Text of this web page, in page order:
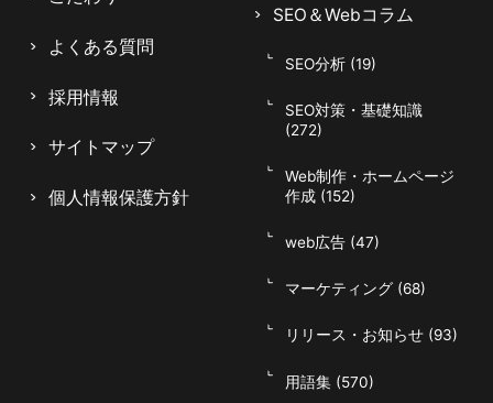
施工事例・お客様の声コンテンツ
直結するコンテンツです。施工前後の写真、使用
塗料、工期、費用、お客様の感想をセットで掲載
にイメージできます。地域名や建物の種類ごとに
有効です。リアルな実績の積み重ねが、E-E-A-T
よくある質問
採用情報
サイトマップ
個人情報保護方針
SEO＆Webコラム
SEO分析 (19)
SEO対策・基礎知識
(272)
Web制作・ホームページ
作成 (152)
web広告 (47)
マーケティング (68)
リリース・お知らせ (93)
用語集 (570)
申し込み